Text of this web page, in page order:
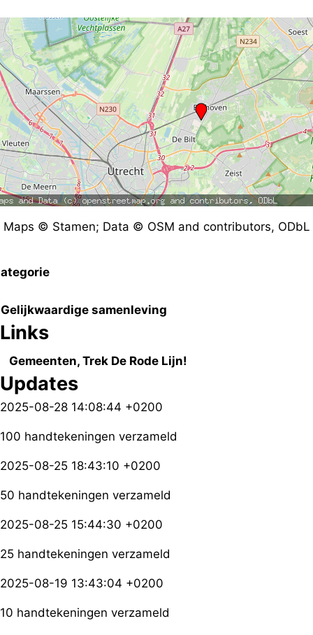
Maps © Stamen; Data © OSM and contributors, ODbL
Gelijkwaardige samenleving
Links
Gemeenten, Trek De Rode Lijn!
Updates
2025-08-28 14:08:44 +0200
100 handtekeningen verzameld
2025-08-25 18:43:10 +0200
50 handtekeningen verzameld
2025-08-25 15:44:30 +0200
25 handtekeningen verzameld
2025-08-19 13:43:04 +0200
10 handtekeningen verzameld